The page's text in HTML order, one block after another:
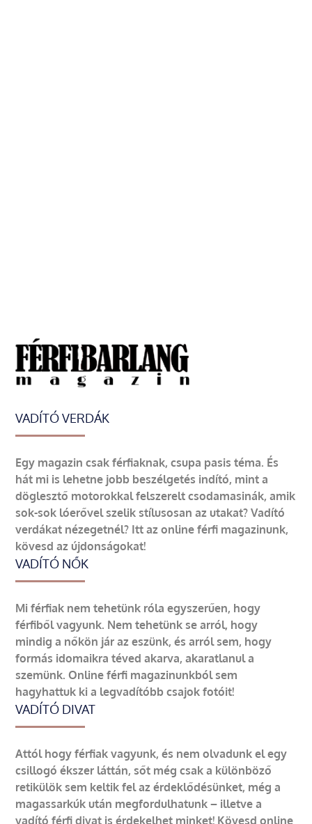
VADÍTÓ VERDÁK
Egy magazin csak férfiaknak, csupa pasis téma. És
hát mi is lehetne jobb beszélgetés indító, mint a
döglesztő motorokkal felszerelt csodamasinák, amik
sok-sok lóerővel szelik stílusosan az utakat? Vadító
verdákat nézegetnél? Itt az online férfi magazinunk,
kövesd az újdonságokat!
VADÍTÓ NŐK
Mi férfiak nem tehetünk róla egyszerűen, hogy
férfiből vagyunk. Nem tehetünk se arról, hogy
mindig a nőkön jár az eszünk, és arról sem, hogy
formás idomaikra téved akarva, akaratlanul a
szemünk. Online férfi magazinunkból sem
hagyhattuk ki a legvadítóbb csajok fotóit!
VADÍTÓ DIVAT
Attól hogy férfiak vagyunk, és nem olvadunk el egy
csillogó ékszer láttán, sőt még csak a különböző
retikülök sem keltik fel az érdeklődésünket, még a
magassarkúk után megfordulhatunk – illetve a
vadító férfi divat is érdekelhet minket! Kövesd online